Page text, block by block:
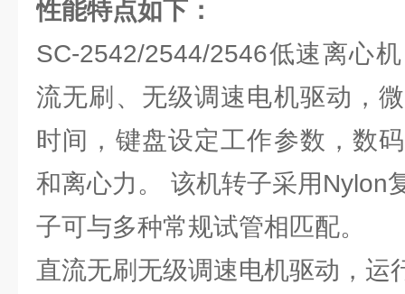
性能特点如下：
SC-2542/2544/2546低速离心
流无刷、无级调速电机驱动，
时间，键盘设定工作参数，数
和离心力。 该机转子采用Nylon
子可与多种常规试管相匹配。
直流无刷无级调速电机驱动，运